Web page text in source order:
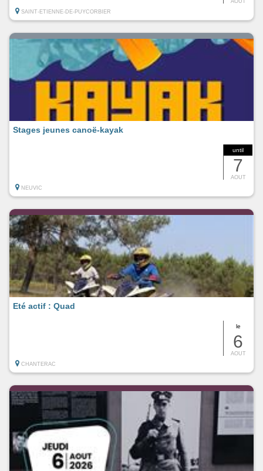
SAINT-ETIENNE-DE-PUYCORBIER
until
7
AOUT
Stages jeunes canoë-kayak
NEUVIC
le
6
AOUT
Eté actif : Quad
CHANTERAC